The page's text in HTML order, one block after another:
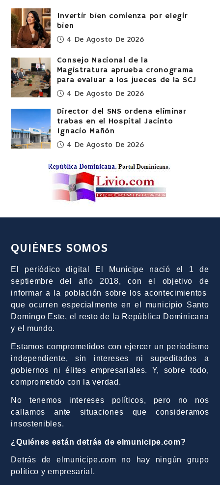
Invertir bien comienza por elegir
bien
4 De Agosto De 2026
Consejo Nacional de la
Magistratura aprueba cronograma
para evaluar a los jueces de la SCJ
4 De Agosto De 2026
Director del SNS ordena eliminar
trabas en el Hospital Jacinto
Ignacio Mañón
4 De Agosto De 2026
QUIÉNES SOMOS
El periódico digital El Munícipe nació el 1 de
septiembre del año 2018, con el objetivo de
informar a la población sobre los acontecimientos
que ocurren especialmente en el municipio Santo
Domingo Este, el resto de la República Dominicana
y el mundo.
Estamos comprometidos con ejercer un periodismo
independiente, sin intereses ni supeditados a
gobiernos ni élites empresariales. Y, sobre todo,
comprometido con la verdad.
No tenemos intereses políticos, pero no nos
callamos ante situaciones que consideramos
insostenibles.
¿Quiénes están detrás de elmunicipe.com?
Detrás de elmunicipe.com no hay ningún grupo
político y empresarial.